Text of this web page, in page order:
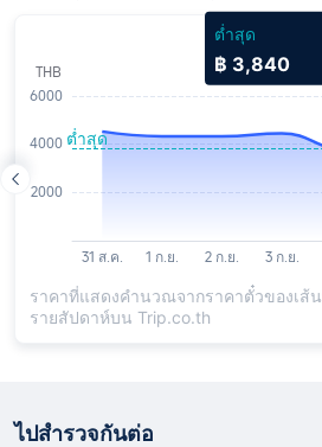
ต่ำสุด
฿ 3,840
ราคาที่แสดงคำนวณจากราคาตั๋วของเส้
รายสัปดาห์บน Trip.co.th
ไปสำรวจกันต่อ